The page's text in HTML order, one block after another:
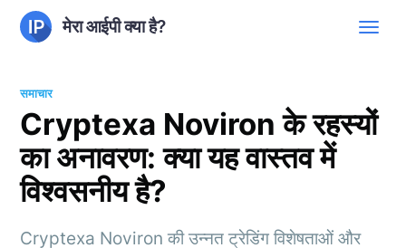
मेरा आईपी क्या है?
समाचार
Cryptexa Noviron के रहस्यों
का अनावरण: क्या यह वास्तव में
विश्वसनीय है?
Cryptexa Noviron की उन्नत ट्रेडिंग विशेषताओं और